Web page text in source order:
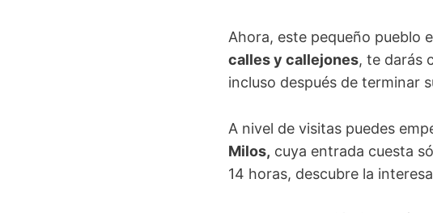
Ahora, este pequeño pueblo
calles y callejones, te darás
incluso después de terminar
A nivel de visitas puedes
Milos, cuya entrada cuesta
14 horas, descubre la